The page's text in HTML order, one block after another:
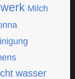
Milch
wasser